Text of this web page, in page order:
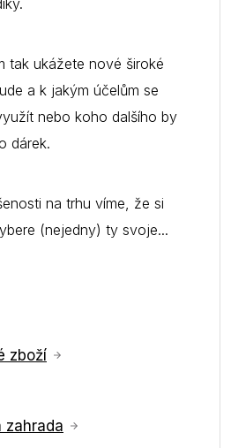
tak ukážete nové široké
a k jakým účelům se
nebo koho dalšího by
dárek.
na trhu víme, že si
(nejedny) ty svoje...
zboží
zahrada